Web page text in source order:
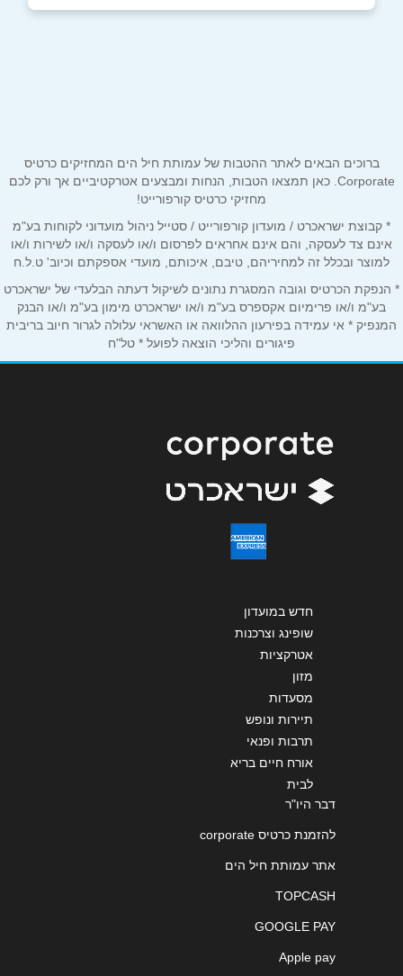
אימייל *
נושא
אנא חזרו אלי בקשר ל...
הודעה*
שליחה
ברוכים הבאים לאתר ההטבות של עמותת חיל הים המחזיקים כרטיס
Corporate. כאן תמצאו הטבות, הנחות ומבצעים אטרקטיביים אך ורק לכם
מחזיקי כרטיס קורפורייט!
* קבוצת ישראכרט / מועדון קורפורייט / סטייל ניהול מועדוני לקוחות בע"מ
אינם צד לעסקה, והם אינם אחראים לפרסום ו/או לעסקה ו/או לשירות ו/או
למוצר ובכלל זה למחיריהם, טיבם, איכותם, מועדי אספקתם וכיוב' ט.ל.ח
* הנפקת הכרטיס וגובה המסגרת נתונים לשיקול דעתה הבלעדי של ישראכרט
בע"מ ו/או פרימיום אקספרס בע"מ ו/או ישראכרט מימון בע"מ ו/או הבנק
המנפיק * אי עמידה בפירעון ההלוואה או האשראי עלולה לגרור חיוב בריבית
פיגורים והליכי הוצאה לפועל * טל"ח
חדש במועדון
שופינג וצרכנות
אטרקציות
מזון
מסעדות
תיירות ונופש
תרבות ופנאי
אורח חיים בריא
לבית
דבר היו"ר
להזמנת כרטיס corporate
אתר עמותת חיל הים
TOPCASH
GOOGLE PAY
Apple pay